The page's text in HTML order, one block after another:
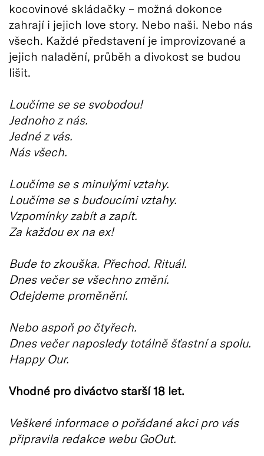
kocovinové skládačky – možná dokonce
zahrají i jejich love story. Nebo naši. Nebo nás
všech. Každé představení je improvizované a
jejich naladění, průběh a divokost se budou
lišit.
Loučíme se se svobodou!
Jednoho z nás.
Jedné z vás.
Nás všech.
Loučíme se s minulými vztahy.
Loučíme se s budoucími vztahy.
Vzpomínky zabít a zapít.
Za každou ex na ex!
Bude to zkouška. Přechod. Rituál.
Dnes večer se všechno změní.
Odejdeme proměnění.
Nebo aspoň po čtyřech.
Dnes večer naposledy totálně šťastní a spolu.
Happy Our.
Vhodné pro diváctvo starší 18 let.
Veškeré informace o pořádané akci pro vás
připravila redakce webu GoOut.